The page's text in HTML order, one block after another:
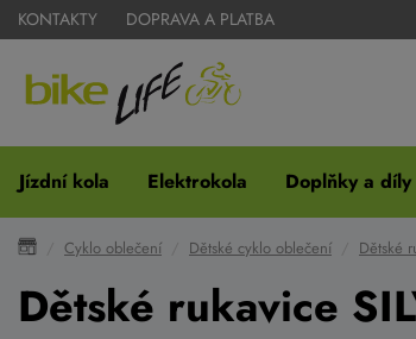
KONTAKTY DOPRAVA A PLATBA
Jízdní kola Elektrokola Doplňky a díly
Cyklo oblečení Dětské cyklo oblečení Dětské
Dětské rukavice